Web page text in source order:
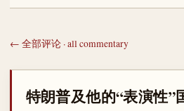
← 全部评论 · all commentary
特朗普及他的“表演性”